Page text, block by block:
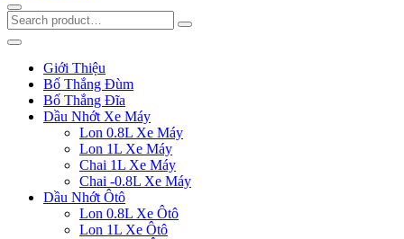
Giới Thiệu
Bố Thắng Đùm
Bố Thắng Đĩa
Dầu Nhớt Xe Máy
Lon 0.8L Xe Máy
Lon 1L Xe Máy
Chai 1L Xe Máy
Chai -0.8L Xe Máy
Dầu Nhớt Ôtô
Lon 0.8L Xe Ôtô
Lon 1L Xe Ôtô